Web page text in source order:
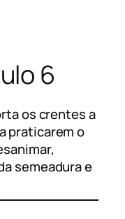
6
os crentes a
praticarem o
semeadura e